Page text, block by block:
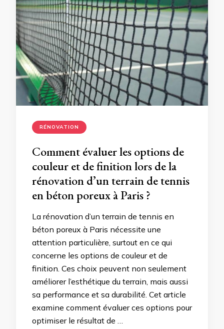
RÉNOVATION
Comment évaluer les options de
couleur et de finition lors de la
rénovation d’un terrain de tennis
en béton poreux à Paris ?
La rénovation d’un terrain de tennis en
béton poreux à Paris nécessite une
attention particulière, surtout en ce qui
concerne les options de couleur et de
finition. Ces choix peuvent non seulement
améliorer l’esthétique du terrain, mais aussi
sa performance et sa durabilité. Cet article
examine comment évaluer ces options pour
optimiser le résultat de …